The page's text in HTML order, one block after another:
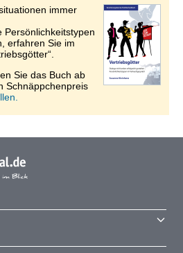
immer
Persönlichkeitstypen
erfahren Sie im
Sie das Buch ab
Schnäppchenpreis